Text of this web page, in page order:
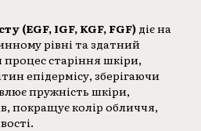
(EGF, IGF, KGF, FGF) діє на
рівні та здатний
старіння шкіри,
епідермісу, зберігаючи
пружність шкіри,
покращує колір обличчя,